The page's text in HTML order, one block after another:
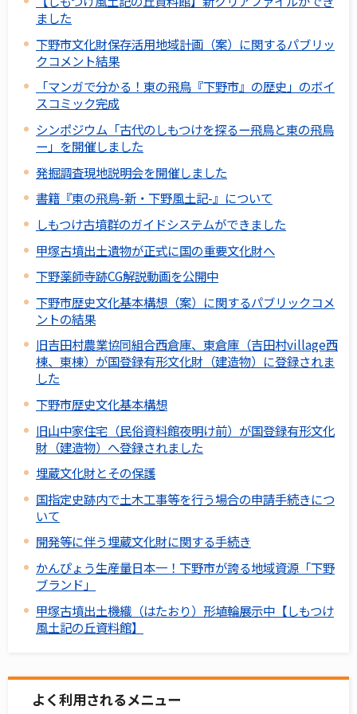
ました
下野市文化財保存活用地域計画（案）に関するパブリッ
クコメント結果
「マンガで分かる！東の飛鳥『下野市』の歴史」のボイ
スコミック完成
シンポジウム「古代のしもつけを探るー飛鳥と東の飛鳥
ー」を開催しました
発掘調査現地説明会を開催しました
書籍『東の飛鳥-新・下野風土記-』について
しもつけ古墳群のガイドシステムができました
甲塚古墳出土遺物が正式に国の重要文化財へ
下野薬師寺跡CG解説動画を公開中
下野市歴史文化基本構想（案）に関するパブリックコメ
ントの結果
旧吉田村農業協同組合西倉庫、東倉庫（吉田村village西
棟、東棟）が国登録有形文化財（建造物）に登録されま
した
下野市歴史文化基本構想
旧山中家住宅（民俗資料館夜明け前）が国登録有形文化
財（建造物）へ登録されました
埋蔵文化財とその保護
国指定史跡内で土木工事等を行う場合の申請手続きにつ
いて
開発等に伴う埋蔵文化財に関する手続き
かんぴょう生産量日本一！下野市が誇る地域資源「下野
ブランド」
甲塚古墳出土機織（はたおり）形埴輪展示中【しもつけ
風土記の丘資料館】
よく利用されるメニュー